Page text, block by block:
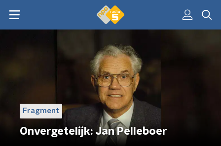
Fragment
Onvergetelijk: Jan Pelleboer